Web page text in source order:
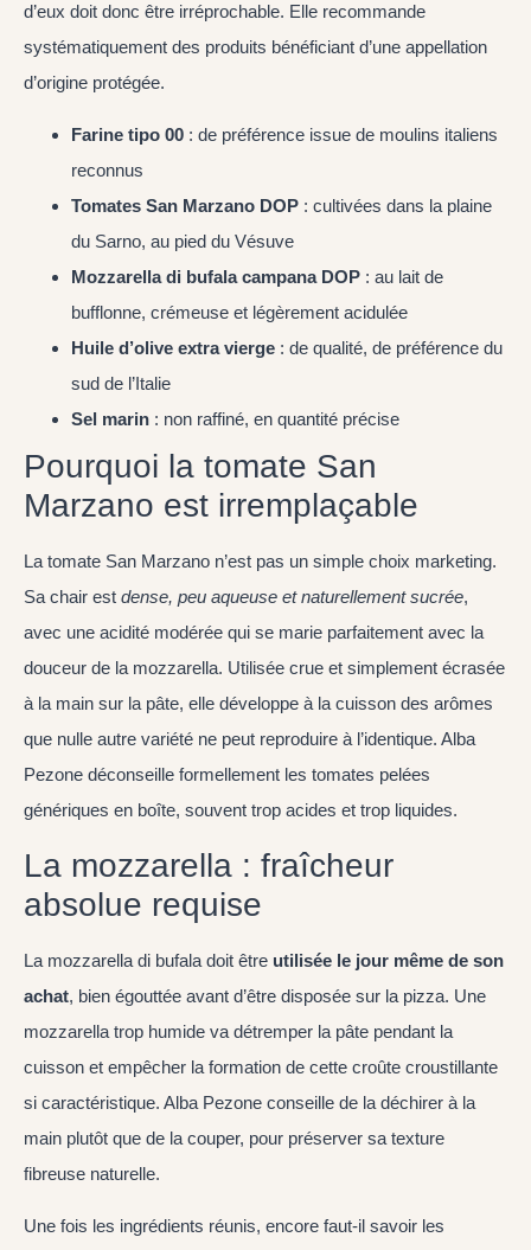
d’eux doit donc être irréprochable. Elle recommande
systématiquement des produits bénéficiant d’une appellation
d’origine protégée.
Farine tipo 00 : de préférence issue de moulins italiens
reconnus
Tomates San Marzano DOP : cultivées dans la plaine
du Sarno, au pied du Vésuve
Mozzarella di bufala campana DOP : au lait de
bufflonne, crémeuse et légèrement acidulée
Huile d’olive extra vierge : de qualité, de préférence du
sud de l’Italie
Sel marin : non raffiné, en quantité précise
Pourquoi la tomate San
Marzano est irremplaçable
La tomate San Marzano n’est pas un simple choix marketing.
Sa chair est dense, peu aqueuse et naturellement sucrée,
avec une acidité modérée qui se marie parfaitement avec la
douceur de la mozzarella. Utilisée crue et simplement écrasée
à la main sur la pâte, elle développe à la cuisson des arômes
que nulle autre variété ne peut reproduire à l’identique. Alba
Pezone déconseille formellement les tomates pelées
génériques en boîte, souvent trop acides et trop liquides.
La mozzarella : fraîcheur
absolue requise
La mozzarella di bufala doit être utilisée le jour même de son
achat, bien égouttée avant d’être disposée sur la pizza. Une
mozzarella trop humide va détremper la pâte pendant la
cuisson et empêcher la formation de cette croûte croustillante
si caractéristique. Alba Pezone conseille de la déchirer à la
main plutôt que de la couper, pour préserver sa texture
fibreuse naturelle.
Une fois les ingrédients réunis, encore faut-il savoir les